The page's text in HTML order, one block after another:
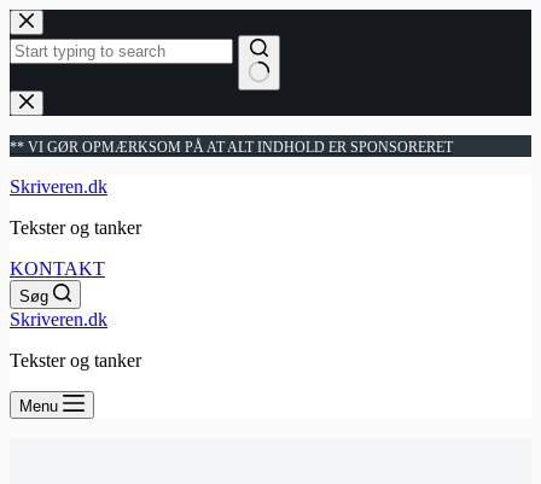
Fortsæt
til
indhold
Ingen
resultater
** VI GØR OPMÆRKSOM PÅ AT ALT INDHOLD ER SPONSORERET
Skriveren.dk
Tekster og tanker
KONTAKT
Søg
Skriveren.dk
Tekster og tanker
Menu